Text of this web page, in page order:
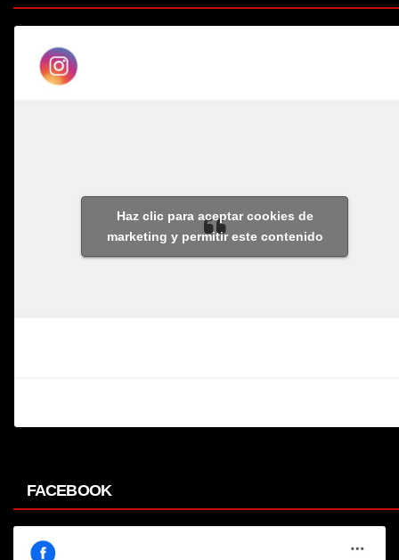
Haz clic para aceptar cookies de
marketing y permitir este contenido
FACEBOOK